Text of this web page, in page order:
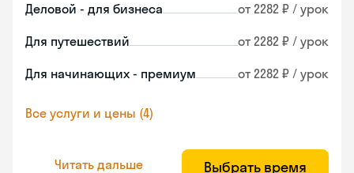
Деловой - для бизнеса от 2282 ₽ / урок
Для путешествий от 2282 ₽ / урок
Для начинающих - премиум от 2282 ₽ / урок
Все услуги и цены (4)
Читать дальше Выбрать время